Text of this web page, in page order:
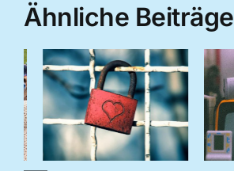
Ähnliche Beiträge